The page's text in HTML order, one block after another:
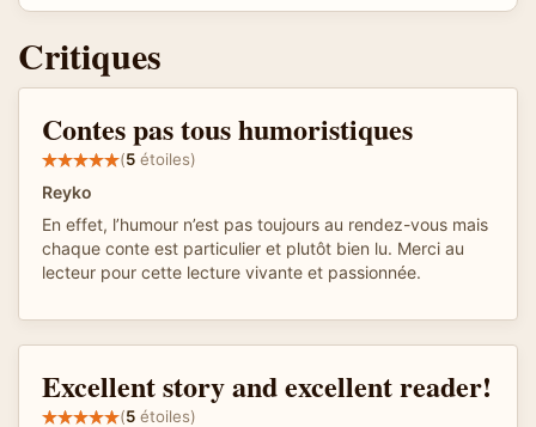
Critiques
Contes pas tous humoristiques
(5 étoiles)
Reyko
En effet, l’humour n’est pas toujours au rendez-vous mais
chaque conte est particulier et plutôt bien lu. Merci au
lecteur pour cette lecture vivante et passionnée.
Excellent story and excellent reader!
(5 étoiles)